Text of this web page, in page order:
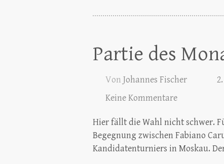
Partie des
Von Johannes Fischer
Keine Kommentare
Hier fällt die Wahl nicht schwer.
Begegnung zwischen Fabiano
Kandidatenturniers in Moskau.